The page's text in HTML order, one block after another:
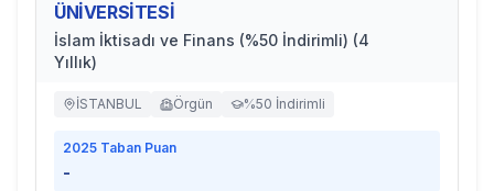
ÜNİVERSİTESİ
İslam İktisadı ve Finans (%50 İndirimli) (4
Yıllık)
İSTANBUL Örgün %50 İndirimli
2025 Taban Puan
-